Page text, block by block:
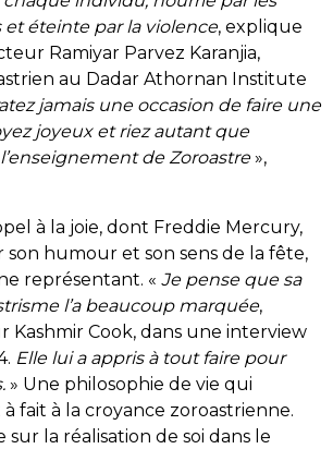
éteinte par la violence, explique
Ramiyar Parvez Karanjia,
au Dadar Athornan Institute
jamais une occasion de faire une
joyeux et riez autant que
de Zoroastre»,
à la joie, dont Freddie Mercury,
humour et son sens de la fête,
représentant. « Je pense que sa
l’a beaucoup marquée,
Kashmir Cook, dans une interview
Elle lui a appris à tout faire pour
» Une philosophie de vie qui
fait à la croyance zoroastrienne.
sur la réalisation de soi dans le